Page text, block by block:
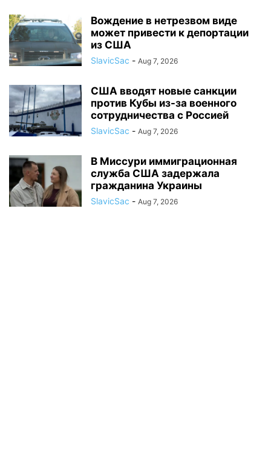
Вождение в нетрезвом виде
может привести к депортации
из США
SlavicSac - Aug 7, 2026
США вводят новые санкции
против Кубы из-за военного
сотрудничества с Россией
SlavicSac - Aug 7, 2026
В Миссури иммиграционная
служба США задержала
гражданина Украины
SlavicSac - Aug 7, 2026